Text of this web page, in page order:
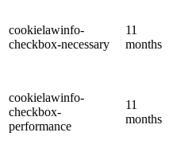
cookielawinfo-
checkbox-necessary
11
months
cookielawinfo-
checkbox-
performance
11
months